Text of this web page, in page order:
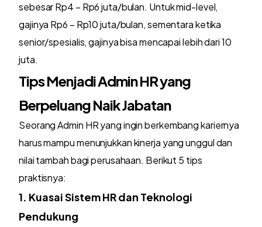
sebesar Rp4 – Rp6 juta/bulan. Untuk mid-level,
gajinya Rp6 – Rp10 juta/bulan, sementara ketika
senior/spesialis, gajinya bisa mencapai lebih dari 10
juta.
Tips Menjadi Admin HR yang
Berpeluang Naik Jabatan
Seorang Admin HR yang ingin berkembang kariernya
harus mampu menunjukkan kinerja yang unggul dan
nilai tambah bagi perusahaan. Berikut 5 tips
praktisnya:
1. Kuasai Sistem HR dan Teknologi
Pendukung